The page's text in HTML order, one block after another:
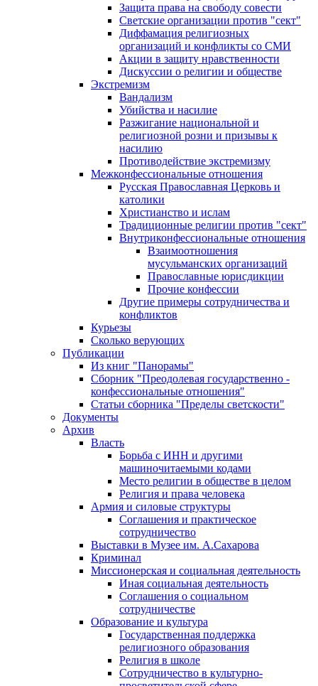
Защита права на свободу совести
Светские организации против "сект"
Диффамация религиозных
организаций и конфликты со СМИ
Акции в защиту нравственности
Дискуссии о религии и обществе
Экстремизм
Вандализм
Убийства и насилие
Разжигание национальной и
религиозной розни и призывы к
насилию
Противодействие экстремизму
Межконфессиональные отношения
Русская Православная Церковь и
католики
Христианство и ислам
Традиционные религии против "сект"
Внутриконфессиональные отношения
Взаимоотношения
мусульманских организаций
Православные юрисдикции
Прочие конфессии
Другие примеры сотрудничества и
конфликтов
Курьезы
Сколько верующих
Публикации
Из книг "Панорамы"
Сборник "Преодолевая государственно -
конфессиональные отношения"
Статьи сборника "Пределы светскости"
Документы
Архив
Власть
Борьба с ИНН и другими
машиночитаемыми кодами
Место религии в обществе в целом
Религия и права человека
Армия и силовые структуры
Соглашения и практическое
сотрудничество
Выставки в Музее им. А.Сахарова
Криминал
Миссионерская и социальная деятельность
Иная социальная деятельность
Соглашения о социальном
сотрудничестве
Образование и культура
Государственная поддержка
религиозного образования
Религия в школе
Сотрудничество в культурно-